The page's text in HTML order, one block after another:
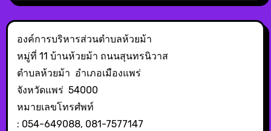
องค์การบริหารส่วนตำบลห้วยม้า
หมู่ที่ 11 บ้านห้วยม้า ถนนสุนทรนิวาส
ตำบลห้วยม้า อำเภอเมืองแพร่
จังหวัดแพร่ 54000
หมายเลขโทรศํพท์
: 054-649088, 081-7577147